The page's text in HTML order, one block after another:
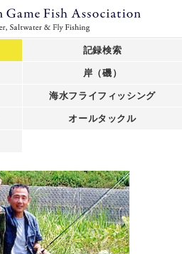
記録検索
岸（磯）
海水フライフィッシング
オールタックル